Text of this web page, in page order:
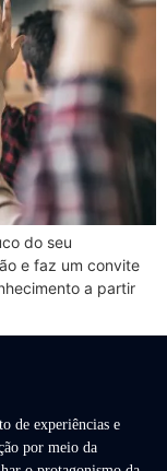
do seu
e faz um convite
a partir
de experiências e
por meio da